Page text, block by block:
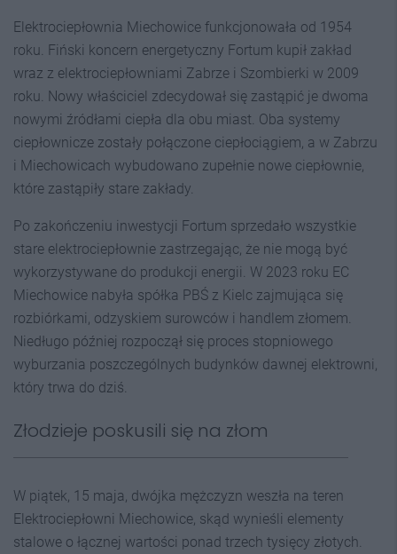
Elektrociepłownia Miechowice funkcjonowała od 1954
roku. Fiński koncern energetyczny Fortum kupił zakład
wraz z elektrociepłowniami Zabrze i Szombierki w 2009
roku. Nowy właściciel zdecydował się zastąpić je dwoma
nowymi źródłami ciepła dla obu miast. Oba systemy
ciepłownicze zostały połączone ciepłociągiem, a w Zabrzu
i Miechowicach wybudowano zupełnie nowe ciepłownie,
które zastąpiły stare zakłady.
Po zakończeniu inwestycji Fortum sprzedało wszystkie
stare elektrociepłownie zastrzegając, że nie mogą być
wykorzystywane do produkcji energii. W 2023 roku EC
Miechowice nabyła spółka PBŚ z Kielc zajmująca się
rozbiórkami, odzyskiem surowców i handlem złomem.
Niedługo później rozpoczął się proces stopniowego
wyburzania poszczególnych budynków dawnej elektrowni,
który trwa do dziś.
Złodzieje poskusili się na złom
W piątek, 15 maja, dwójka mężczyzn weszła na teren
Elektrociepłowni Miechowice, skąd wynieśli elementy
stalowe o łącznej wartości ponad trzech tysięcy złotych.